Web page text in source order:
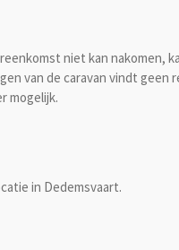
niet kan nakomen,
van de caravan vindt geen
mogelijk.
in Dedemsvaart.